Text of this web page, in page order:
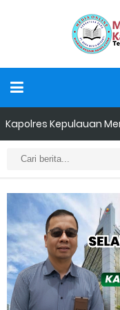
Kapolres Kepulauan
Teluk Belitung
Pemadaman Secara
F-PETIR Desak